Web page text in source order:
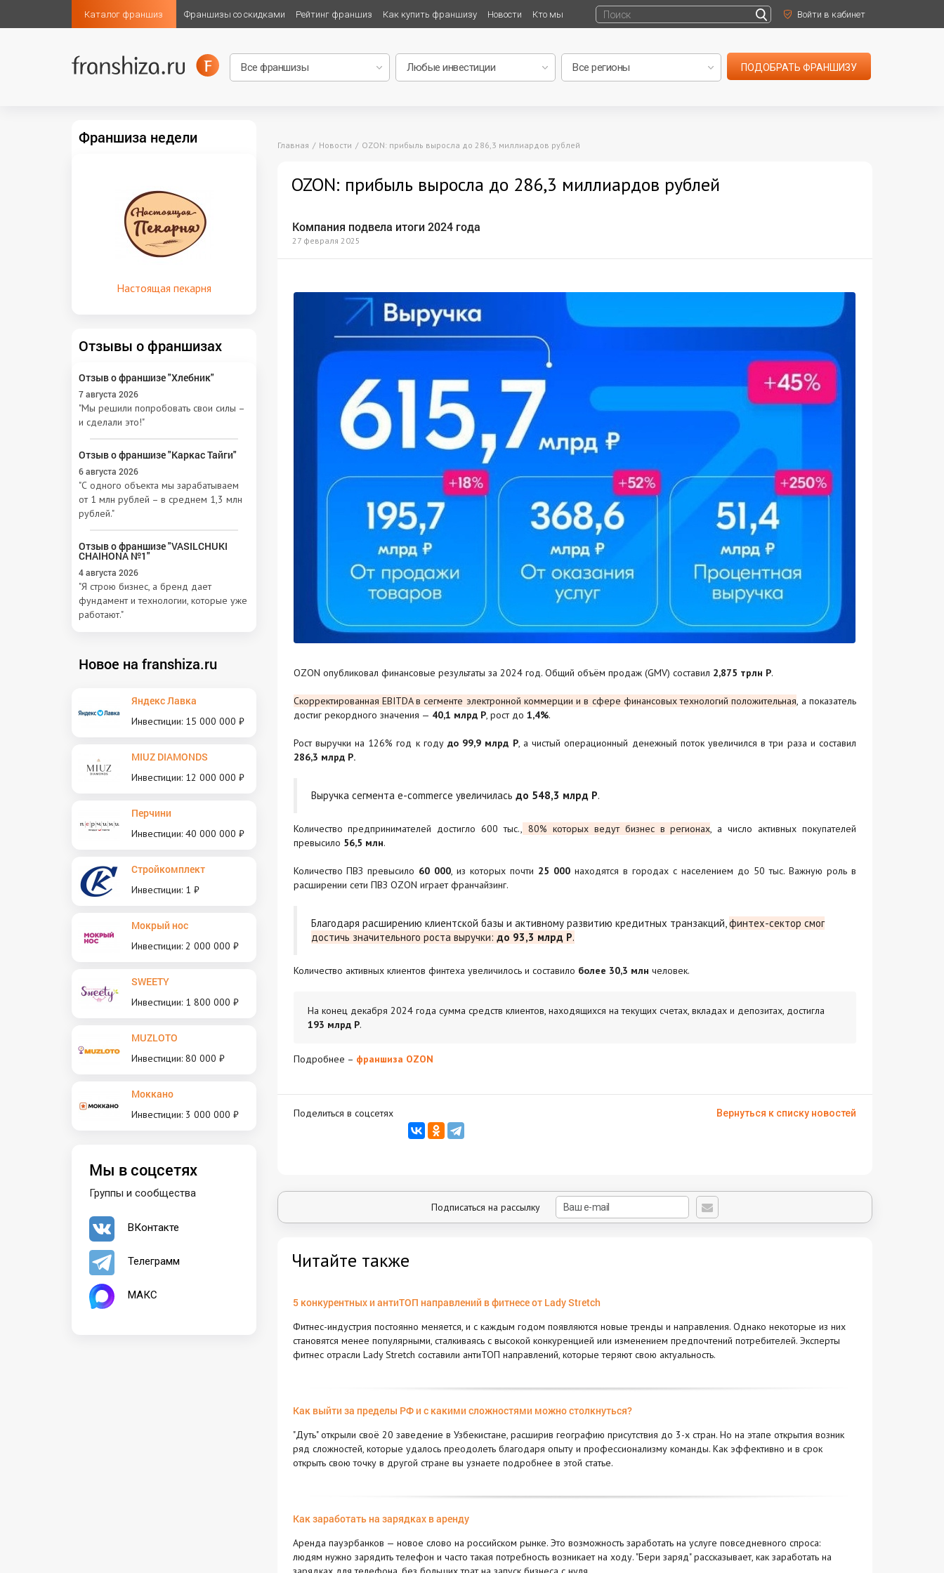
Каталог франшиз Франшизы со скидками Рейтинг франшиз Как купить франшизу Новости Кто мы Войти в кабинет
ПОДОБРАТЬ ФРАНШИЗУ
Главная Новости OZON: прибыль выросла до 286,3 миллиардов рублей
OZON: прибыль выросла до 286,3 миллиардов рублей
Компания подвела итоги 2024 года
27 февраля 2025
OZON опубликовал финансовые результаты за 2024 год. Общий объём продаж (GMV) составил 2,875 трлн Р.
Скорректированная EBITDA в сегменте электронной коммерции и в сфере финансовых технологий положительная , а показатель
достиг рекордного значения — 40,1 млрд Р, рост до 1,4%.
Рост выручки на 126% год к году до 99,9 млрд Р, а чистый операционный денежный поток увеличился в три раза и составил
286,3 млрд Р.
Выручка сегмента e-commerce увеличилась до 548,3 млрд Р.
Количество предпринимателей достигло 600 тыс., 80% которых ведут бизнес в регионах , а число активных покупателей
превысило 56,5 млн.
Количество ПВЗ превысило 60 000 , из которых почти 25 000 находятся в городах с населением до 50 тыс. Важную роль в
расширении сети ПВЗ OZON играет франчайзинг.
Благодаря расширению клиентской базы и активному развитию кредитных транзакций, финтех-сектор смог
достичь значительного роста выручки: до 93,3 млрд Р.
Количество активных клиентов финтеха увеличилось и составило более 30,3 млн человек.
На конец декабря 2024 года сумма средств клиентов, находящихся на текущих счетах, вкладах и депозитах, достигла
193 млрд Р.
Подробнее – франшиза OZON
Поделиться в соцсетях Вернуться к списку новостей
Подписаться на рассылку
Читайте также
5 конкурентных и антиТОП направлений в фитнесе от Lady Stretch
Фитнес-индустрия постоянно меняется, и с каждым годом появляются новые тренды и направления. Однако некоторые из них
становятся менее популярными, сталкиваясь с высокой конкуренцией или изменением предпочтений потребителей. Эксперты
фитнес отрасли Lady Stretch составили антиТОП направлений, которые теряют свою актуальность.
Как выйти за пределы РФ и с какими сложностями можно столкнуться?
"Дуть" открыли своё 20 заведение в Узбекистане, расширив географию присутствия до 3-х стран. Но на этапе открытия возник
ряд сложностей, которые удалось преодолеть благодаря опыту и профессионализму команды. Как эффективно и в срок
открыть свою точку в другой стране вы узнаете подробнее в этой статье.
Как заработать на зарядках в аренду
Аренда пауэрбанков — новое слово на российском рынке. Это возможность заработать на услуге повседневного спроса:
людям нужно зарядить телефон и часто такая потребность возникает на ходу. "Бери заряд" рассказывает, как заработать на
Франшиза недели
Настоящая пекарня
Отзывы о франшизах
Отзыв о франшизе "Хлебник"
7 августа 2026
"Мы решили попробовать свои силы –
и сделали это!"
Отзыв о франшизе "Каркас Тайги"
6 августа 2026
"С одного объекта мы зарабатываем
от 1 млн рублей – в среднем 1,3 млн
рублей."
Отзыв о франшизе "VASILCHUKI
CHAIHONA №1"
4 августа 2026
"Я строю бизнес, а бренд дает
фундамент и технологии, которые уже
работают."
Новое на franshiza.ru
Яндекс Лавка
Инвестиции: 15 000 000 ₽
MIUZ DIAMONDS
Инвестиции: 12 000 000 ₽
Перчини
Инвестиции: 40 000 000 ₽
Стройкомплект
Инвестиции: 1 ₽
Мокрый нос
Инвестиции: 2 000 000 ₽
SWEETY
Инвестиции: 1 800 000 ₽
MUZLOTO
Инвестиции: 80 000 ₽
Моккано
Инвестиции: 3 000 000 ₽
Мы в соцсетях
Группы и сообщества
ВКонтакте
Телеграмм
МАКС